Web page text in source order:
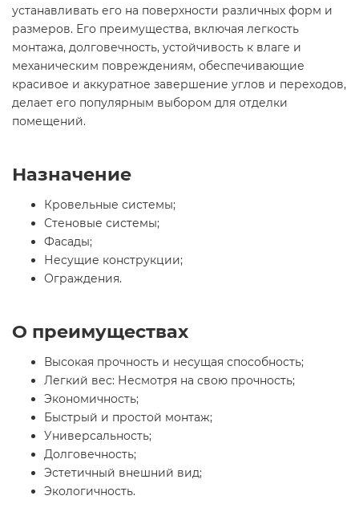
устанавливать его на поверхности различных форм и
размеров. Его преимущества, включая легкость
монтажа, долговечность, устойчивость к влаге и
механическим повреждениям, обеспечивающие
красивое и аккуратное завершение углов и переходов,
делает его популярным выбором для отделки
помещений.
Назначение
Кровельные системы;
Стеновые системы;
Фасады;
Несущие конструкции;
Ограждения.
О преимуществах
Высокая прочность и несущая способность;
Легкий вес: Несмотря на свою прочность;
Экономичность;
Быстрый и простой монтаж;
Универсальность;
Долговечность;
Эстетичный внешний вид;
Экологичность.